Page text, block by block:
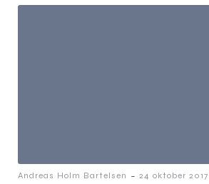
Andreas Holm Bartelsen - 24 oktober 2017